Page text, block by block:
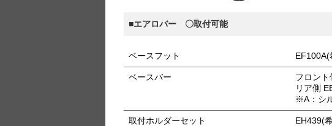
■エアロバー 〇取付可能
ベースフット
ベースバー
フロン
リア側
※A：シ
取付ホルダーセット EH439(